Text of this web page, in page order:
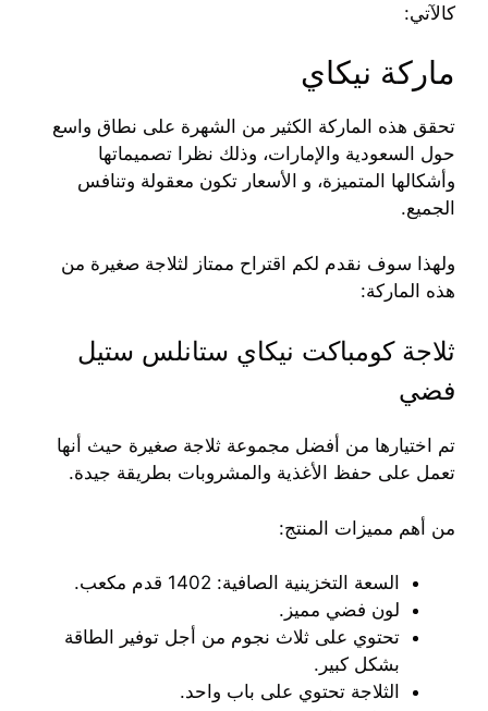
كالآتي:
ماركة نيكاي
تحقق هذه الماركة الكثير من الشهرة على نطاق واسع
حول السعودية والإمارات، وذلك نظرا تصميماتها
وأشكالها المتميزة، و الأسعار تكون معقولة وتنافس
الجميع.
ولهذا سوف نقدم لكم اقتراح ممتاز لثلاجة صغيرة من
هذه الماركة:
ثلاجة كومباكت نيكاي ستانلس ستيل
فضي
تم اختيارها من أفضل مجموعة ثلاجة صغيرة حيث أنها
تعمل على حفظ الأغذية والمشروبات بطريقة جيدة.
من أهم مميزات المنتج:
السعة التخزينية الصافية: 1402 قدم مكعب.
لون فضي مميز.
تحتوي على ثلاث نجوم من أجل توفير الطاقة
بشكل كبير.
الثلاجة تحتوي على باب واحد.